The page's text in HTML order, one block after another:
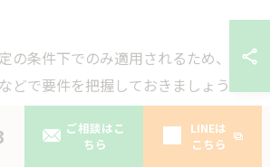
の条件下でのみ適用されるため、事
どで要件を把握しておきましょう。
ご相談はこ
ちら
LINEは
こちら